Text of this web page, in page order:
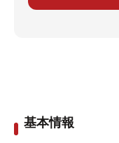
基本情報